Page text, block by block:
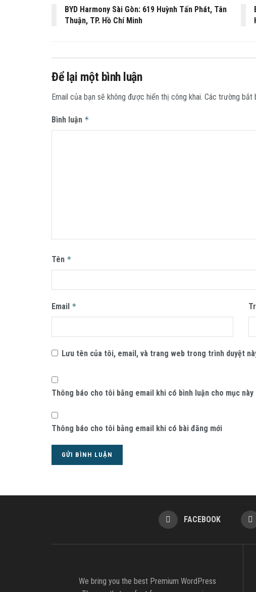
BYD Harmony Sài Gòn: 619 Huỳnh Tấn Phát, Tân
Thuận, TP. Hồ Chí Minh
Để lại một bình luận
Email của bạn sẽ không được hiển thị công khai. Các trường bắt
Bình luận *
Tên *
Email *
Lưu tên của tôi, email, và trang web trong trình duyệt
Thông báo cho tôi bằng email khi có bình luận cho mục này
Thông báo cho tôi bằng email khi có bài đăng mới
FACEBOOK
We bring you the best Premium WordPress